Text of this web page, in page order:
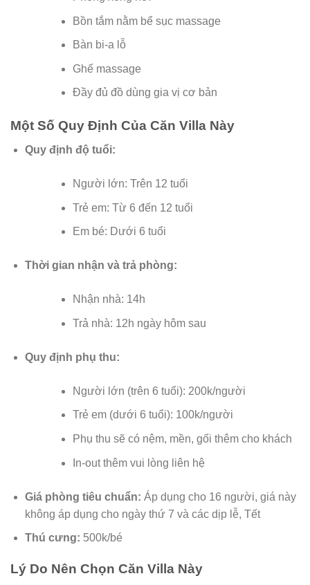
Bồn tắm nằm bể sục massage
Bàn bi-a lỗ
Ghế massage
Đầy đủ đồ dùng gia vị cơ bản
Một Số Quy Định Của Căn Villa Này
Quy định độ tuổi:
Người lớn: Trên 12 tuổi
Trẻ em: Từ 6 đến 12 tuổi
Em bé: Dưới 6 tuổi
Thời gian nhận và trả phòng:
Nhận nhà: 14h
Trả nhà: 12h ngày hôm sau
Quy định phụ thu:
Người lớn (trên 6 tuổi): 200k/người
Trẻ em (dưới 6 tuổi): 100k/người
Phụ thu sẽ có nệm, mền, gối thêm cho khách
In-out thêm vui lòng liên hệ
Giá phòng tiêu chuẩn: Áp dụng cho 16 người, giá này
không áp dụng cho ngày thứ 7 và các dịp lễ, Tết
Thú cưng: 500k/bé
Lý Do Nên Chọn Căn Villa Này